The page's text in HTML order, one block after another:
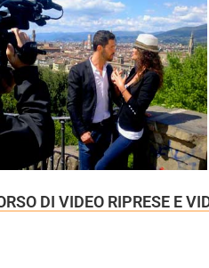
DI VIDEO RIPRESE E